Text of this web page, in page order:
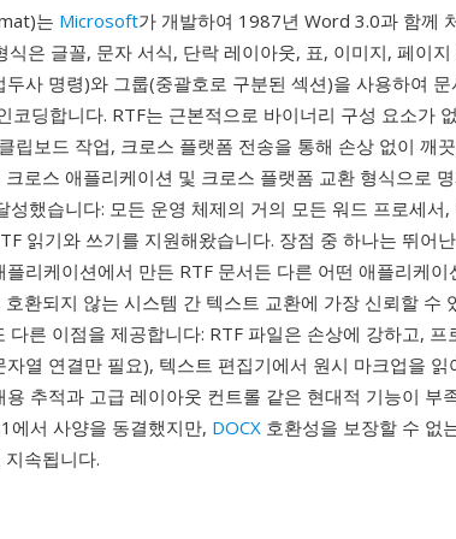
는 Microsoft가 개발하여 1987년 Word 3.0과 함께
식은 글꼴, 문자 서식, 단락 레이아웃, 표, 이미지, 페이
두사 명령)와 그룹(중괄호로 구분된 섹션)을 사용하여
코딩합니다. RTF는 근본적으로 바이너리 구성 요소가
립보드 작업, 크로스 플랫폼 전송을 통해 손상 없이 깨
로스 애플리케이션 및 크로스 플랫폼 교환 형식으로
성했습니다: 모든 운영 체제의 거의 모든 워드 프로세서
읽기와 쓰기를 지원해왔습니다. 장점 중 하나는 뛰어
리케이션에서 만든 RTF 문서든 다른 어떤 애플리케이
환되지 않는 시스템 간 텍스트 교환에 가장 신뢰할 수
다른 이점을 제공합니다: RTF 파일은 손상에 강하고, 프
열 연결만 필요), 텍스트 편집기에서 원시 마크업을 읽
용 추적과 고급 레이아웃 컨트롤 같은 현대적 기능이
에서 사양을 동결했지만, DOCX 호환성을 보장할 수 없
속됩니다.